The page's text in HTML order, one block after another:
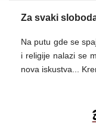
Za svaki
Na putu gde se
i religije nalazi se
nova iskustva...